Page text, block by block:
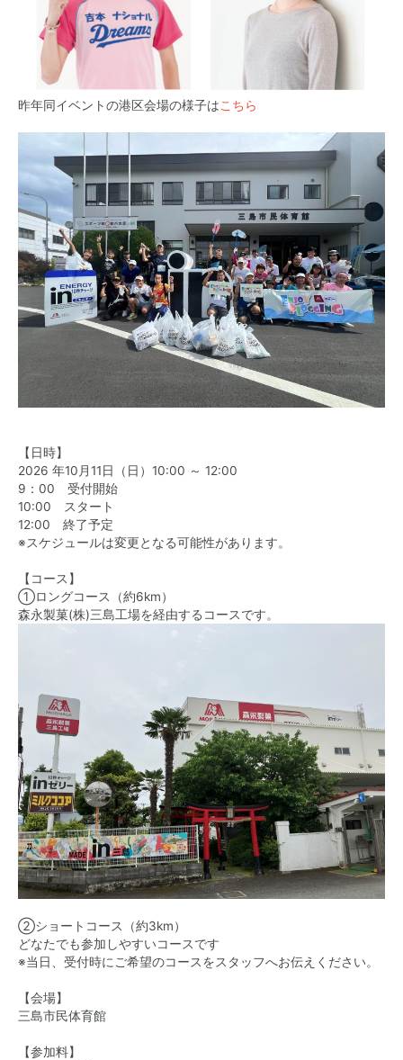
昨年同イベントの港区会場の様子はこちら
【日時】
2026 年10月11日（日）10:00 ～ 12:00
9：00 受付開始
10:00 スタート
12:00 終了予定
※スケジュールは変更となる可能性があります。
【コース】
①ロングコース（約6km）
森永製菓(株)三島工場を経由するコースです。
②ショートコース（約3km）
どなたでも参加しやすいコースです
※当日、受付時にご希望のコースをスタッフへお伝えください。
【会場】
三島市民体育館
【参加料】